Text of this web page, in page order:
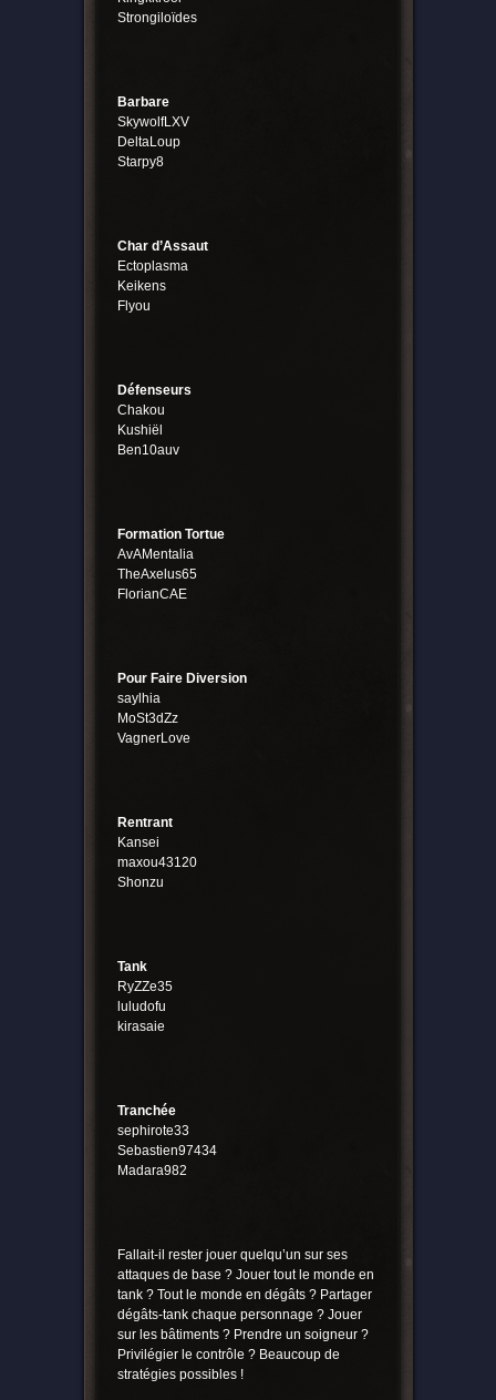
Strongiloïdes
Barbare
SkywolfLXV
DeltaLoup
Starpy8
Char d’Assaut
Ectoplasma
Keikens
Flyou
Défenseurs
Chakou
Kushiël
Ben10auv
Formation Tortue
AvAMentalia
TheAxelus65
FlorianCAE
Pour Faire Diversion
saylhia
MoSt3dZz
VagnerLove
Rentrant
Kansei
maxou43120
Shonzu
Tank
RyZZe35
luludofu
kirasaie
Tranchée
sephirote33
Sebastien97434
Madara982
Fallait-il rester jouer quelqu’un sur ses
attaques de base ? Jouer tout le monde en
tank ? Tout le monde en dégâts ? Partager
dégâts-tank chaque personnage ? Jouer
sur les bâtiments ? Prendre un soigneur ?
Privilégier le contrôle ? Beaucoup de
stratégies possibles !